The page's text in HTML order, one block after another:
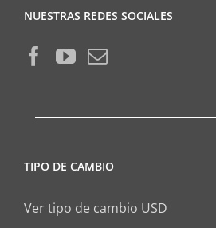
NUESTRAS REDES SOCIALES
TIPO DE CAMBIO
Ver tipo de cambio USD